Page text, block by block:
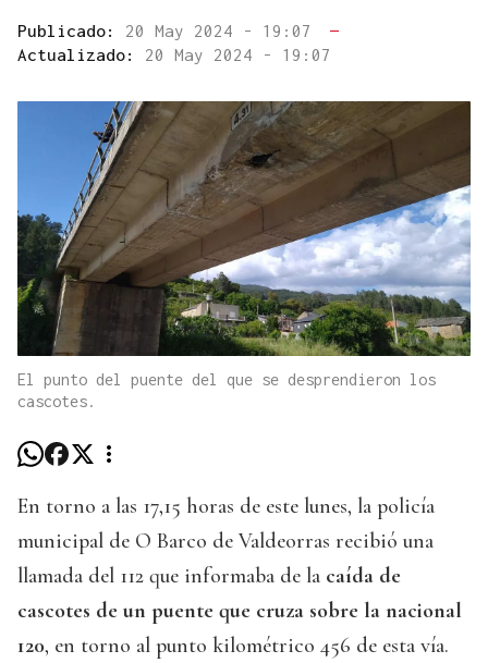
Publicado: 20 May 2024 - 19:07
—
Actualizado: 20 May 2024 - 19:07
El punto del puente del que se desprendieron los
cascotes.
En torno a las 17,15 horas de este lunes, la policía
municipal de O Barco de Valdeorras recibió una
llamada del 112 que informaba de la caída de
cascotes de un puente que cruza sobre la nacional
120, en torno al punto kilométrico 456 de esta vía.